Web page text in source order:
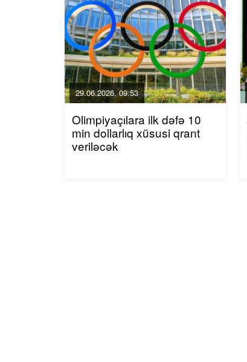
29.06.2026, 09:53
Olimpiyaçılara ilk dəfə 10
min dollarlıq xüsusi qrant
veriləcək